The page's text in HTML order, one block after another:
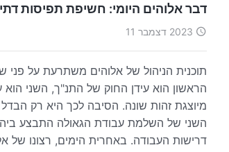
דבר אלוהים היומי: חשיפת תפיסות
2023 דצמבר 11
תוכנית הניהול של אלוהים משתרעת על
הראשון הוא עידן החוק של התנ"ך, השני הוא
מיוצגת זהות שונה. הסיבה לכך היא רק
השני של השלמת עבודת הגאולה התבצע
דרישות העבודה. באחרית הימים, רצונו של